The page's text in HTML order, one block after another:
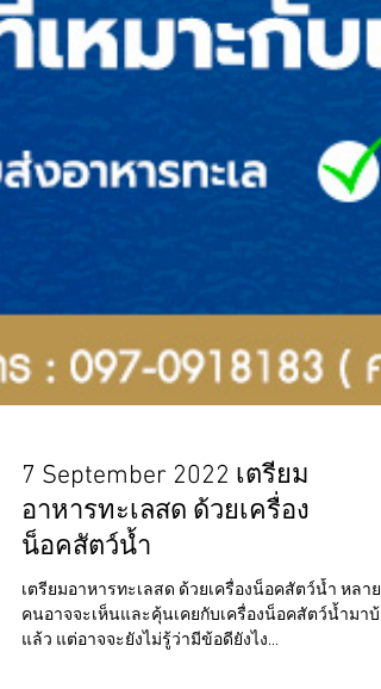
7 September 2022 เตรียม
อาหารทะเลสด ด้วยเครื่อง
น็อคสัตว์น้ำ